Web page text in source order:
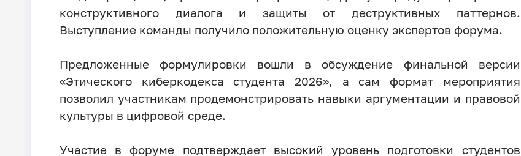
конструктивного диалога и защиты от деструктивных паттернов.
Выступление команды получило положительную оценку экспертов форума.
Предложенные формулировки вошли в обсуждение финальной версии
«Этического киберкодекса студента 2026», а сам формат мероприятия
позволил участникам продемонстрировать навыки аргументации и правовой
культуры в цифровой среде.
Участие в форуме подтверждает высокий уровень подготовки студентов